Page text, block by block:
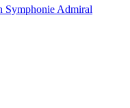
Symphonie Admiral